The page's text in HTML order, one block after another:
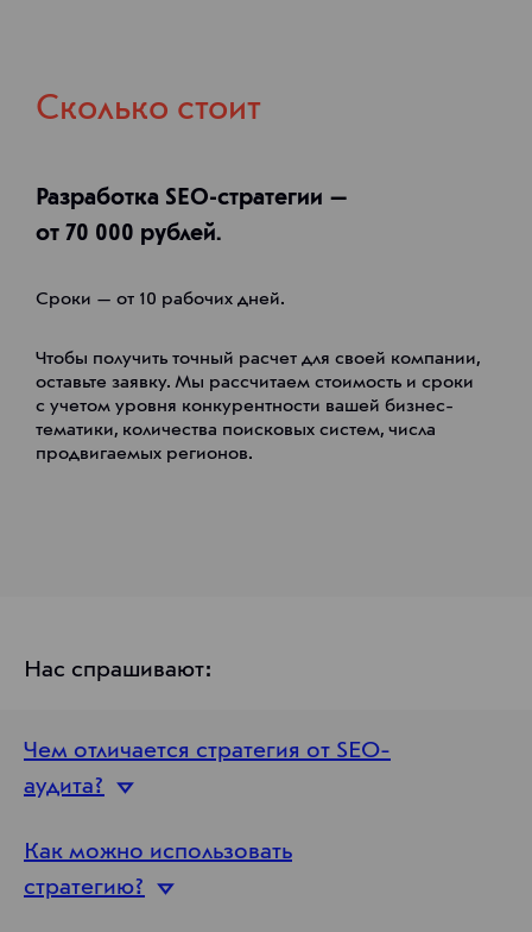
Сколько стоит
Разработка SEO-стратегии —
от 70 000 рублей.
Сроки — от 10 рабочих дней.
Чтобы получить точный расчет для своей компании,
оставьте заявку. Мы рассчитаем стоимость и сроки
с учетом уровня конкурентности вашей бизнес-
тематики, количества поисковых систем, числа
продвигаемых регионов.
Нас спрашивают:
Чем отличается стратегия от SEO-
аудита?
Как можно использовать
стратегию?